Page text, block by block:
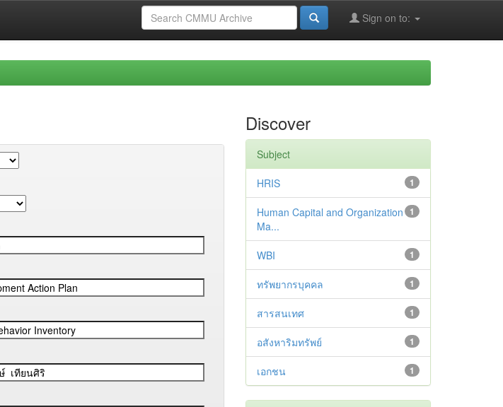
Sign on to:
Discover
Subject
1
HRIS
1
Human Capital and Organization
Ma...
1
WBI
1
ทรัพยากรบุคคล
1
สารสนเทศ
1
อสังหาริมทรัพย์
1
เอกชน